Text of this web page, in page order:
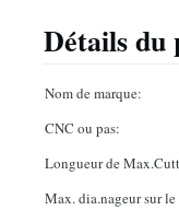
Détails
Nom de marque:
CNC ou pas:
Longueur de
Max. dia.nageur sur